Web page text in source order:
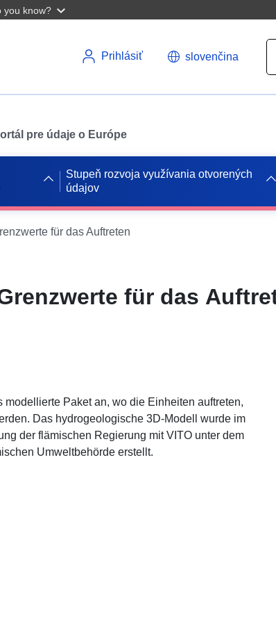
you know?
Prihlásiť slovenčina
pre údaje o Európe
Stupeň rozvoja využívania otvorených
údajov
für das Auftreten
für das
Paket an, wo die Einheiten auftreten,
Das hydrogeologische 3D-Modell wurde im
der flämischen Regierung mit VITO unter dem
Umweltbehörde erstellt.